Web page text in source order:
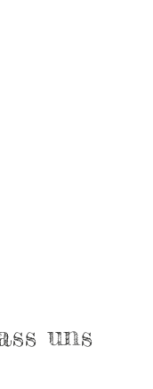
uns